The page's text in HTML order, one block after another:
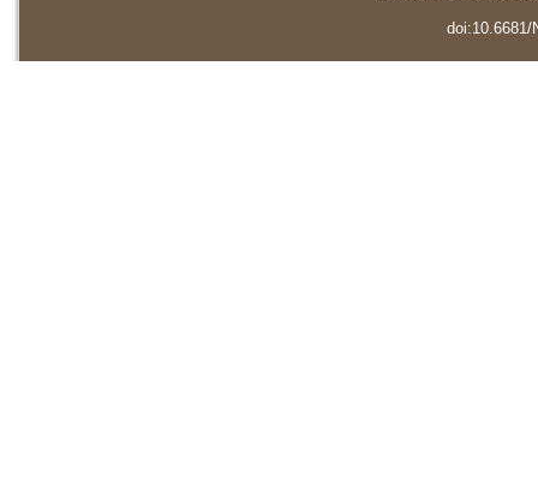
doi:10.6681/